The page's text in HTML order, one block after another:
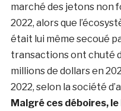
marché des jetons non
2022, alors que
était lui même secoué
transactions ont chuté
millions de dollars en
2022, selon la société
Malgré ces déboires,